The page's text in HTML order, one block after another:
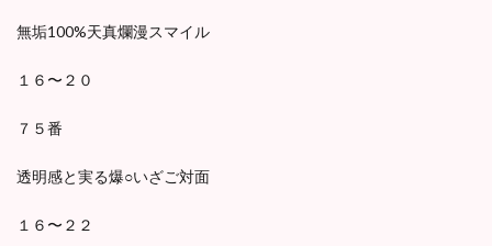
無垢100%天真爛漫スマイル
１６〜２０
７５番
透明感と実る爆○いざご対面
１６〜２２